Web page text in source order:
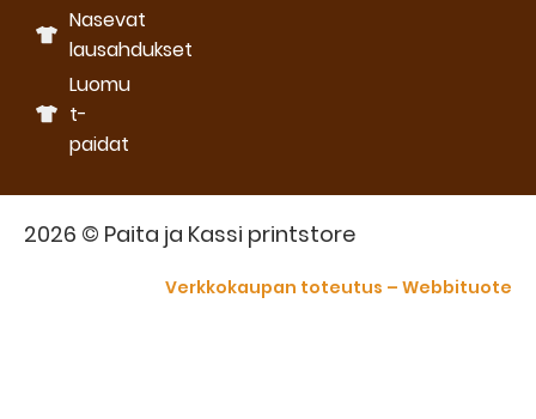
Nasevat
lausahdukset
Luomu
t-
paidat
2026 © Paita ja Kassi printstore
Verkkokaupan toteutus – Webbituote